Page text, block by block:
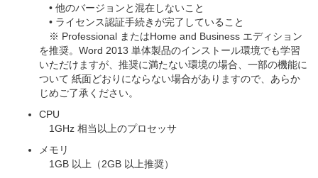
• 他のバージョンと混在しないこと
• ライセンス認証手続きが完了していること
※ Professional またはHome and Business エディション
を推奨。Word 2013 単体製品のインストール環境でも学習
いただけますが、推奨に満たない環境の場合、一部の機能に
ついて 紙面どおりにならない場合がありますので、あらか
じめご了承ください。
CPU
1GHz 相当以上のプロセッサ
メモリ
1GB 以上（2GB 以上推奨）